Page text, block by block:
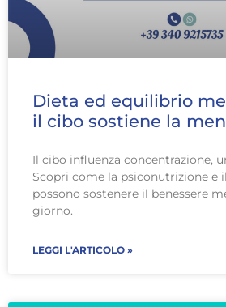
Dieta ed equilibrio
il cibo sostiene la
Il cibo influenza concentrazione,
Scopri come la psiconutrizione e
possono sostenere il benessere
giorno.
LEGGI L'ARTICOLO »